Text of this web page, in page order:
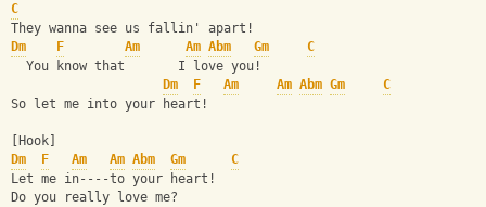
C
They wanna see us fallin' apart!
Dm
F Am Am Abm Gm
C
  You know that       I love you!
Dm
F Am Am Abm Gm
C
So let me into your heart!
[Hook]
Dm
F Am Am Abm Gm
C
Let me in----to your heart!
Do you really love me?